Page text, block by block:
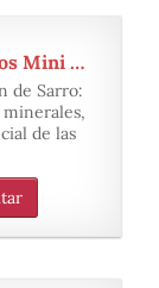
Ultima Pienso para Perros Mini Senior con Pollo
de Sarro:
minerales,
de las